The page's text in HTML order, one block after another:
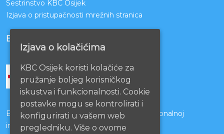
Sestrinstvo KBC Osijek
Izjava o pristupačnosti mrežnih stranica
BOLNICE PARTNERI
Bolnice s kojima je potpisan ugovor o funkcionalnoj
integraciji
Izjava o kolačićima
KBC Osijek koristi kolačiće za
pružanje boljeg korisničkog
iskustva i funkcionalnosti. Cookie
postavke mogu se kontrolirati i
konfigurirati u vašem web
pregledniku. Više o ovome